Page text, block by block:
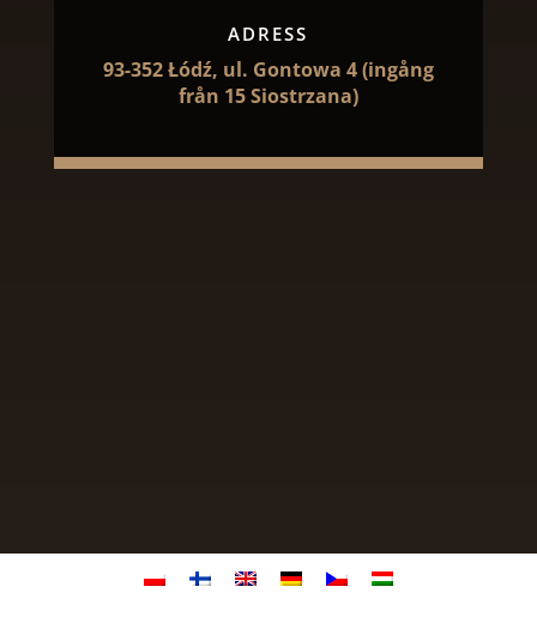
ADRESS
93-352 Łódź, ul. Gontowa 4 (ingång
från 15 Siostrzana)